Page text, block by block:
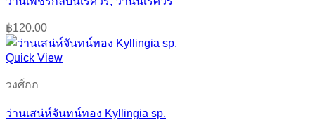
฿120.00
Quick View
วงศ์กก
ว่านเสน่ห์จันทน์ทอง Kyllingia sp.